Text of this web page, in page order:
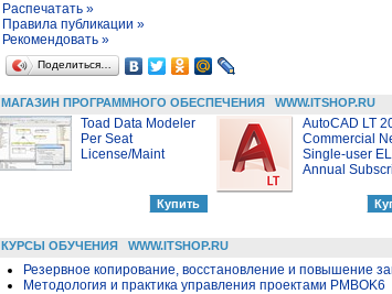
Распечатать »
Правила публикации »
Рекомендовать »
Поделиться…
МАГАЗИН ПРОГРАММНОГО ОБЕСПЕЧЕНИЯ WWW.ITSHOP.RU
Toad Data Modeler
Per Seat
License/Maint
AutoCAD LT
Commercial
Single-user
Annual
КУРСЫ ОБУЧЕНИЯ WWW.ITSHOP.RU
Резервное копирование, восстановление и повышение
Методология и практика управления проектами PMBOK6